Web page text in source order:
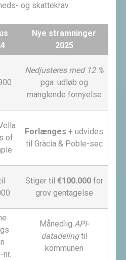
og skattekrav.
Nye stramninger
2025
Nedjusteres med 12 %
pga. udløb og
manglende fornyelse
of
Forlænges + udvides
til Gràcia & Poble-sec
Stiger til €100.000for
grov gentagelse
nr.
Månedlig API-
datadelingtil
kommunen